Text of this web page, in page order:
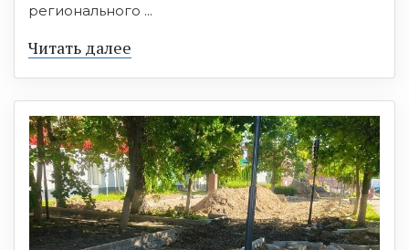
регионального ...
Читать далее